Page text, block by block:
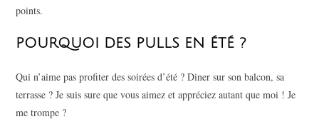
points.
POURQUOI DES PULLS EN ÉTÉ ?
Qui n’aime pas profiter des soirées d’été ? Diner sur son balcon, sa
terrasse ? Je suis sure que vous aimez et appréciez autant que moi ! Je
me trompe ?